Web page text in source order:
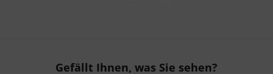
Gefällt Ihnen, was Sie sehen?